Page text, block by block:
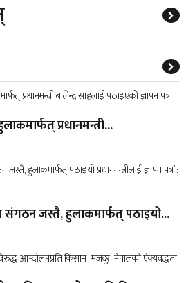
प्रधानमन्त्री...
संगठन जस्तै, हुलाकमार्फत् पठाइयो...